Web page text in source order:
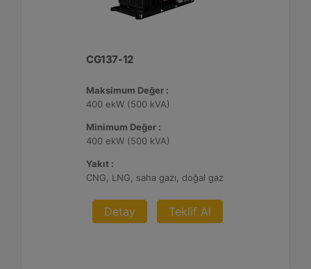
CG137-12
Maksimum Değer :
400 ekW (500 kVA)
Minimum Değer :
400 ekW (500 kVA)
Yakıt :
CNG, LNG, saha gazı, doğal gaz
Detay Teklif Al